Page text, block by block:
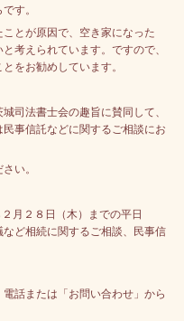
す。
とが原因で、空き家になった
考えられています。ですので、
をお勧めしています。
司法書士会の趣旨に賛同して、
事信託などに関するご相談にお
い。
月２８日（木）までの平日
ど相続に関するご相談、
民事信
話または「お問い合わせ」から